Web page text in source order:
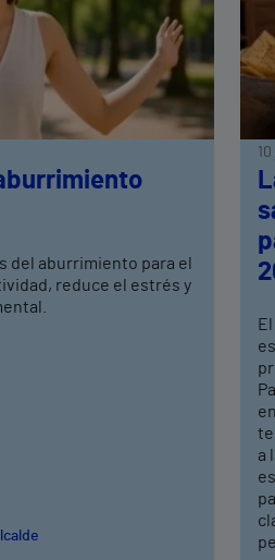
del aburrimiento para el
reduce el estrés y
a